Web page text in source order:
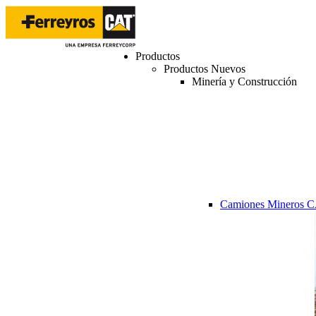
Productos
Productos Nuevos
Minería y Construcción
Camiones Mineros